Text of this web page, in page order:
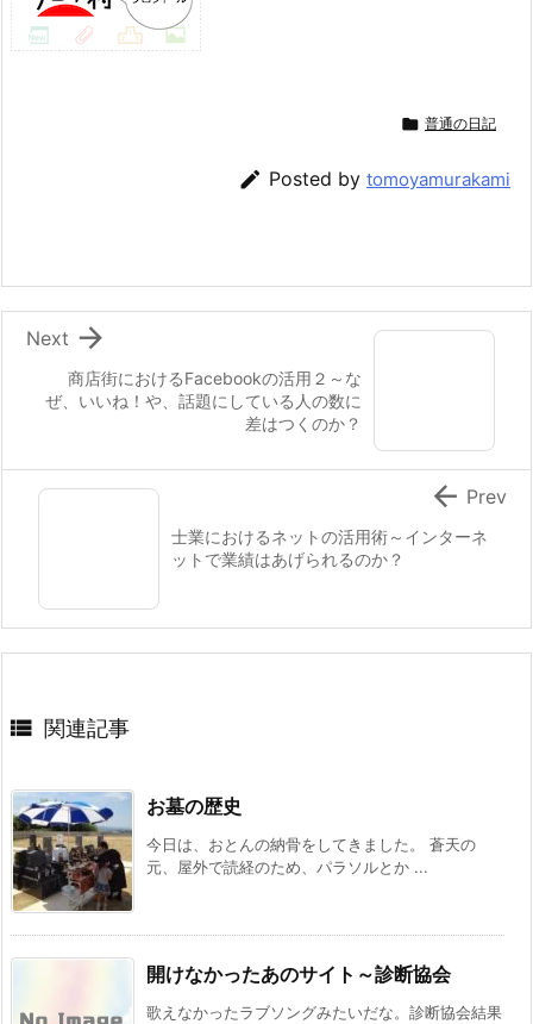
 普通の日記
 Posted by tomoyamurakami
商店街におけるFacebookの活用２～な
ぜ、いいね！や、話題にしている人の数に
差はつくのか？

Next
士業におけるネットの活用術～インターネ
ットで業績はあげられるのか？
 Prev
 関連記事
お墓の歴史
今日は、おとんの納骨をしてきました。 蒼天の
元、屋外で読経のため、パラソルとか ...
開けなかったあのサイト～診断協会
歌えなかったラブソングみたいだな。診断協会結果